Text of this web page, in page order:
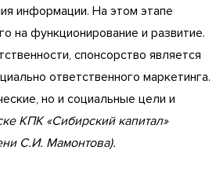
информации. На этом этапе
на функционирование и развитие.
спонсорство является
ответственного маркетинга.
но и социальные цели и
КПК «Сибирский капитал»
С.И. Мамонтова).